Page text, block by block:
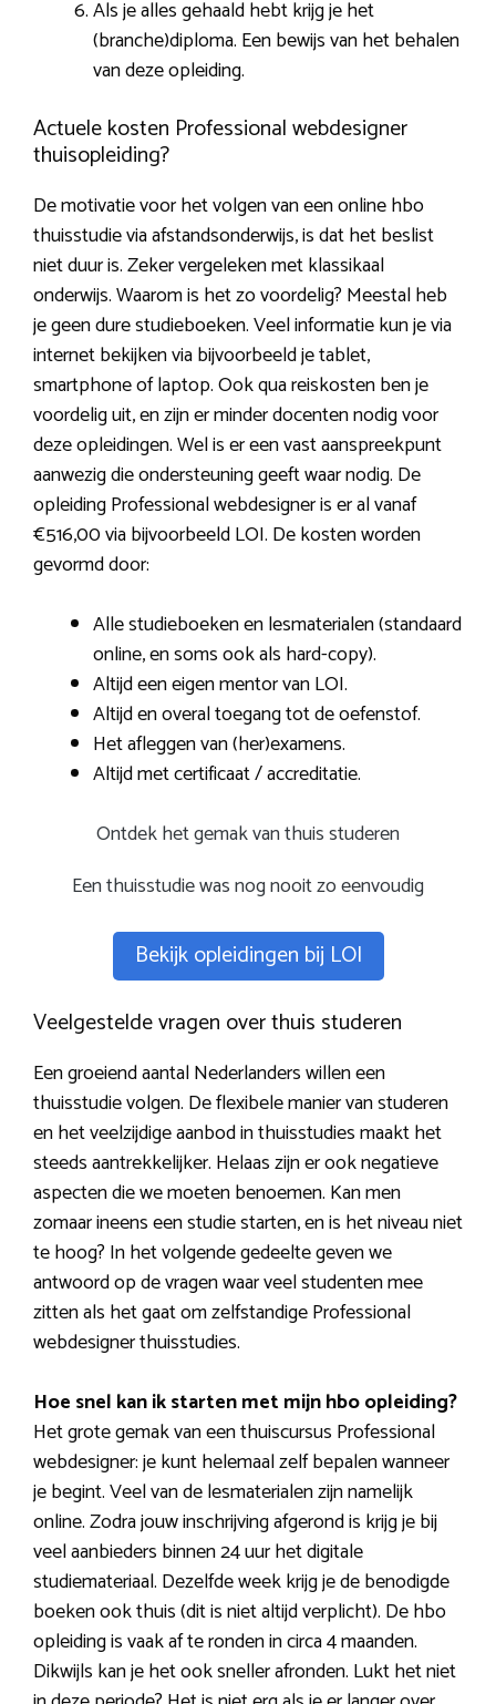
Als je alles gehaald hebt krijg je het
(branche)diploma. Een bewijs van het behalen
van deze opleiding.
Actuele kosten Professional webdesigner
thuisopleiding?
De motivatie voor het volgen van een online hbo
thuisstudie via afstandsonderwijs, is dat het beslist
niet duur is. Zeker vergeleken met klassikaal
onderwijs. Waarom is het zo voordelig? Meestal heb
je geen dure studieboeken. Veel informatie kun je via
internet bekijken via bijvoorbeeld je tablet,
smartphone of laptop. Ook qua reiskosten ben je
voordelig uit, en zijn er minder docenten nodig voor
deze opleidingen. Wel is er een vast aanspreekpunt
aanwezig die ondersteuning geeft waar nodig. De
opleiding Professional webdesigner is er al vanaf
€516,00 via bijvoorbeeld LOI. De kosten worden
gevormd door:
Alle studieboeken en lesmaterialen (standaard
online, en soms ook als hard-copy).
Altijd een eigen mentor van LOI.
Altijd en overal toegang tot de oefenstof.
Het afleggen van (her)examens.
Altijd met certificaat / accreditatie.
Ontdek het gemak van thuis studeren
Een thuisstudie was nog nooit zo eenvoudig
Bekijk opleidingen bij LOI
Veelgestelde vragen over thuis studeren
Een groeiend aantal Nederlanders willen een
thuisstudie volgen. De flexibele manier van studeren
en het veelzijdige aanbod in thuisstudies maakt het
steeds aantrekkelijker. Helaas zijn er ook negatieve
aspecten die we moeten benoemen. Kan men
zomaar ineens een studie starten, en is het niveau niet
te hoog? In het volgende gedeelte geven we
antwoord op de vragen waar veel studenten mee
zitten als het gaat om zelfstandige Professional
webdesigner thuisstudies.
Hoe snel kan ik starten met mijn hbo opleiding?
Het grote gemak van een thuiscursus Professional
webdesigner: je kunt helemaal zelf bepalen wanneer
je begint. Veel van de lesmaterialen zijn namelijk
online. Zodra jouw inschrijving afgerond is krijg je bij
veel aanbieders binnen 24 uur het digitale
studiemateriaal. Dezelfde week krijg je de benodigde
boeken ook thuis (dit is niet altijd verplicht). De hbo
opleiding is vaak af te ronden in circa 4 maanden.
Dikwijls kan je het ook sneller afronden. Lukt het niet